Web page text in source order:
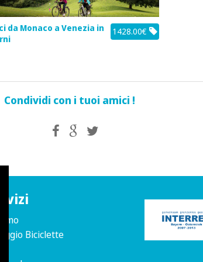
1428.00€
da Monaco a Venezia in
Condividi con i tuoi amici !
Biciclette